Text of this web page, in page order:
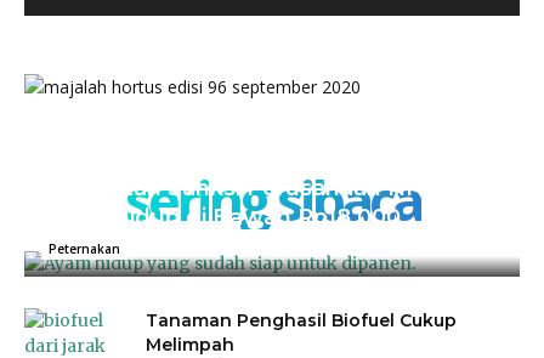
sering sibaca
Kementan Sanksi Perusahaan NH, Jual
Ayam Hidup di Bawah Rp18.000
Peternakan
Tanaman Penghasil Biofuel Cukup
Melimpah